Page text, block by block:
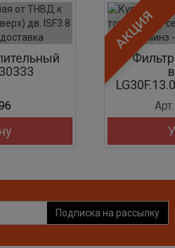
АКЦИЯ
Арт.
Подписка на рассылку